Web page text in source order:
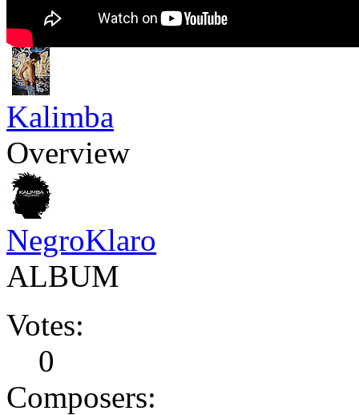
Kalimba
Overview
NegroKlaro
ALBUM
Votes:
0
Composers: